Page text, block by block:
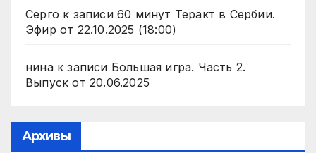
Серго к записи 60 минут Теракт в Сербии.
Эфир от 22.10.2025 (18:00)
нинак записи Большая игра. Часть 2.
Выпуск от 20.06.2025
Архивы